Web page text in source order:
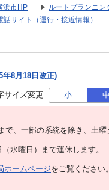
浜市HP ルートプランニン
話サイト（運行・接近情報）
年8月18日改正)
サイズ変更 小 中
、⼀部の系統を除き、⼟曜
水曜日）まで運休します。
ホームページをご覧ください。